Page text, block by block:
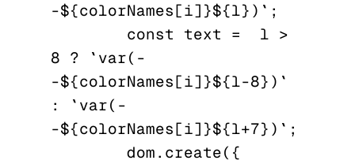
-${colorNames[i]}${l})`;
8 ? `var(-
-${colorNames[i]}${l-8})`
: `var(-
-${colorNames[i]}${l+7})`;